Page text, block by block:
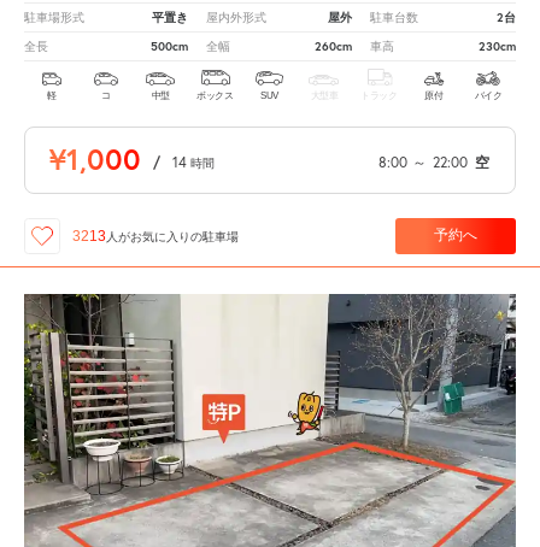
駐車場形式 平置き 屋内外形式 屋外 駐車台数 2台
全長 500cm 全幅 260cm 車高 230cm
軽 コ 中型 ボックス SUV 大型車 トラック 原付 バイク
¥1,000 / 14 時間 8:00 ～ 22:00 空
3213 人がお気に入りの駐車場 予約へ